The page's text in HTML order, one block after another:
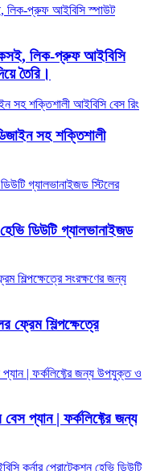
লিক-প্রুফ আইবিসি
তৈরি।
সহ শক্তিশালী
ডিউটি ​​গ্যালভানাইজড
ফ্রেম শিল্পক্ষেত্রে
প্যান | ফর্কলিফ্টের জন্য